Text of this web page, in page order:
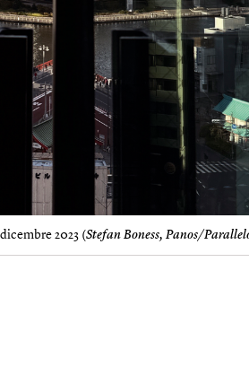
2023 (Stefan Boness, Panos/